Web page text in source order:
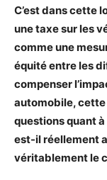
C’est dans cette
une taxe sur les
comme une
équité entre les
compenser
automobile,
questions quant
est-il réellement
véritablement le